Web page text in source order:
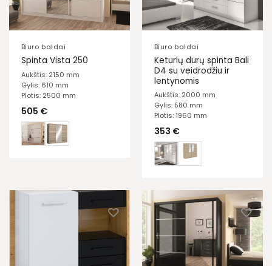
Biuro baldai
Spinta Vista 250
Aukštis: 2150 mm
Gylis: 610 mm
Plotis: 2500 mm
505 €
Biuro baldai
Keturių durų spinta Bali
D4 su veidrodžiu ir
lentynomis
Aukštis: 2000 mm
Gylis: 580 mm
Plotis: 1960 mm
353 €